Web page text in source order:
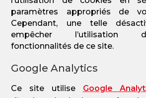
paramètres appropriés de
Cependant, une telle
empêcher l’utilisation
fonctionnalités de ce site.
Google Analytics
Ce site utilise Google